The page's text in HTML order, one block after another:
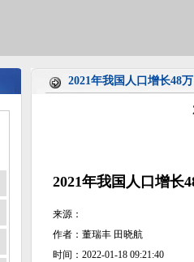
2021年我国人口增长48
2021年我国人口增长
来源：
作者：董瑞丰 田晓航
时间：2022-01-18 09:21:40